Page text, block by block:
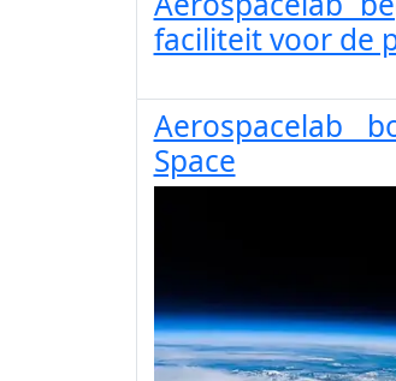
faciliteit voor de
Aerospacelab
Space